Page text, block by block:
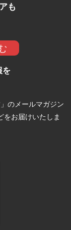
も
を
のメールマガジン
をお届けいたしま